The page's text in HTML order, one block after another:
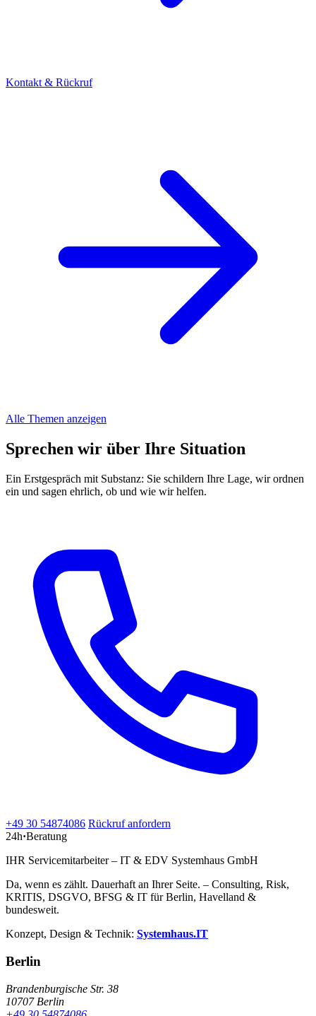
Kontakt & Rückruf
Alle Themen anzeigen
Sprechen wir über Ihre Situation
Ein Erstgespräch mit Substanz: Sie schildern Ihre Lage, wir ordnen
ein und sagen ehrlich, ob und wie wir helfen.
+49 30 54874086 Rückruf anfordern
24h·Beratung
IHR Servicemitarbeiter – IT & EDV Systemhaus GmbH
Da, wenn es zählt. Dauerhaft an Ihrer Seite. – Consulting, Risk,
KRITIS, DSGVO, BFSG & IT für Berlin, Havelland &
bundesweit.
Konzept, Design & Technik: Systemhaus.IT
Berlin
Brandenburgische Str. 38
10707 Berlin